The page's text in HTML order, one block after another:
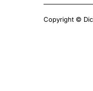
Copyright ©